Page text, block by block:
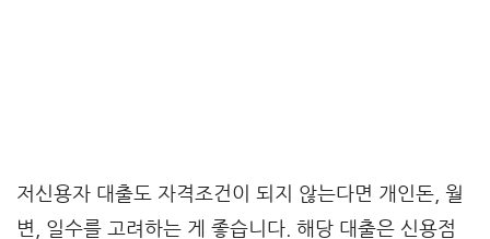
저신용자 대출도 자격조건이 되지 않는다면 개인돈, 월
변, 일수를 고려하는 게 좋습니다. 해당 대출은 신용점